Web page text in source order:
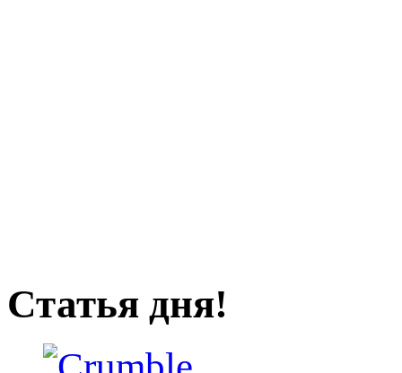
Статья дня!